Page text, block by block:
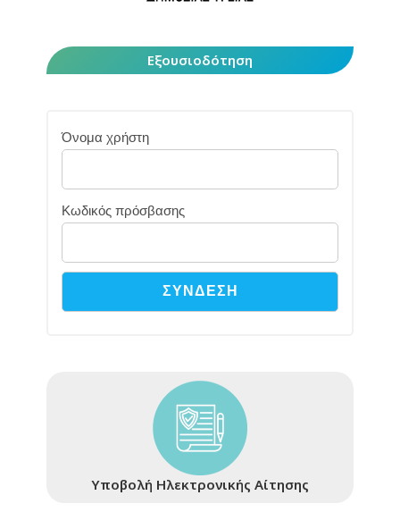
Εξουσιοδότηση
Όνομα χρήστη
Κωδικός πρόσβασης
Υποβολή Ηλεκτρονικής Αίτησης